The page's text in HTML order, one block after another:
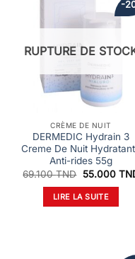
-
RUPTURE DE
CRÈME DE NUIT
DERMEDIC Hydrain 3
Creme De Nuit
Anti-rides 55g
69.100TND Le
initial
était :
69.100 TND.
55.000
LIRE LA SUITE